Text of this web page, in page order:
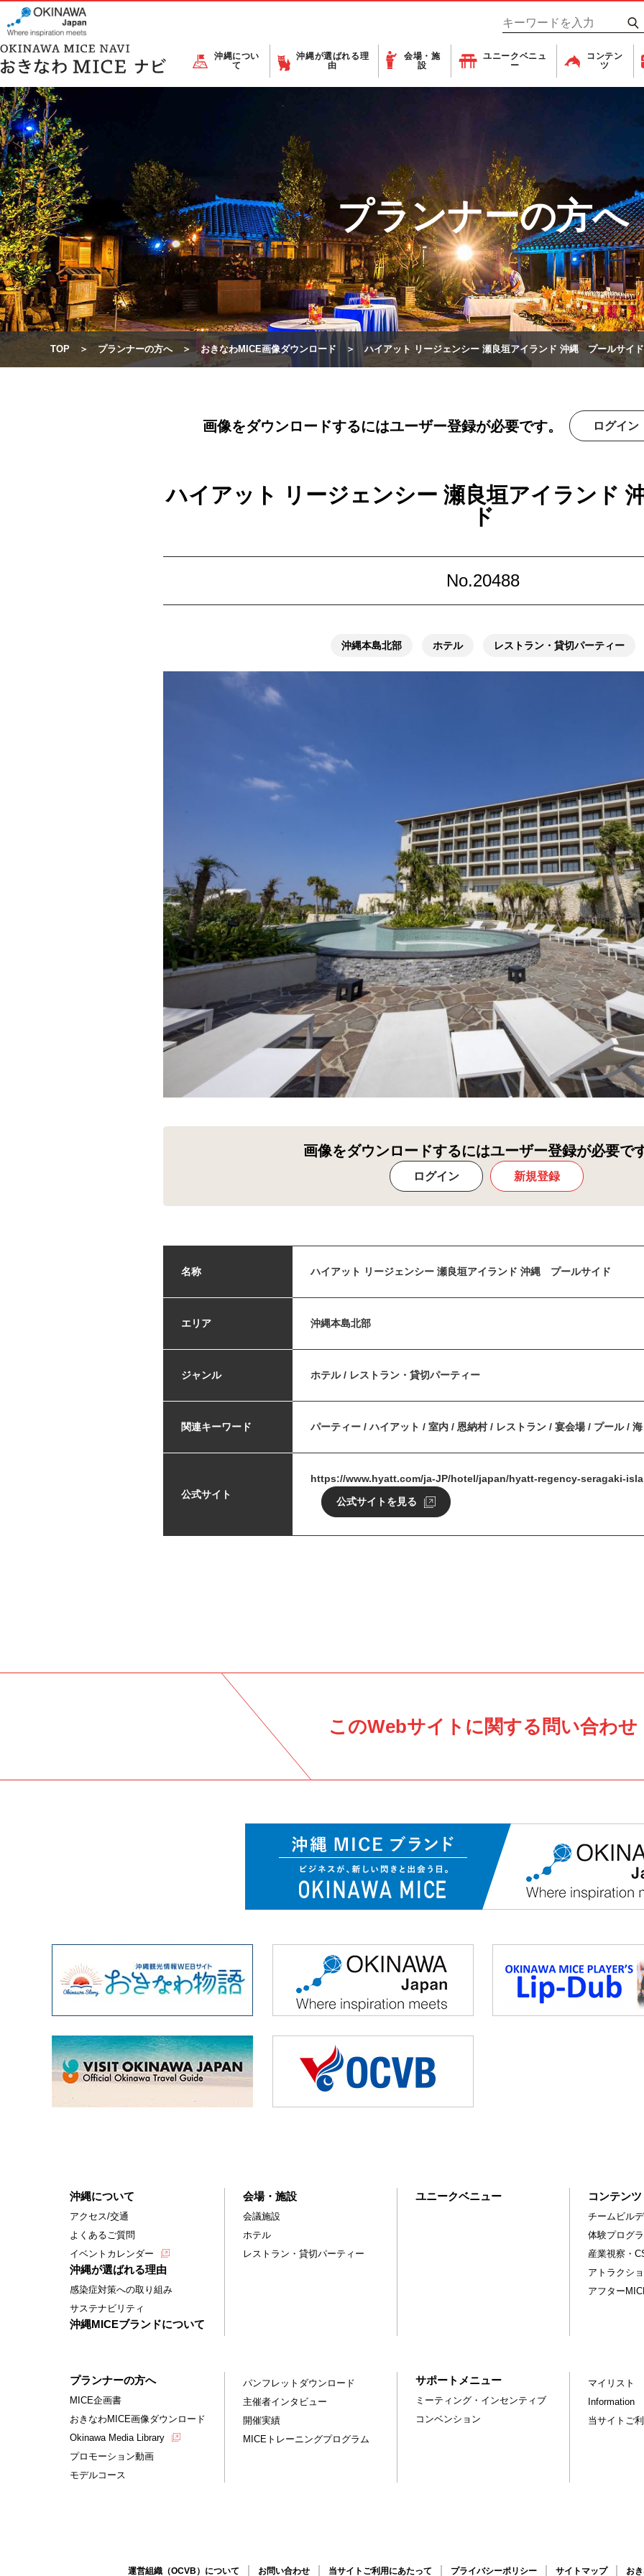
沖縄につい
て
沖縄が選ばれる理
由
会場・施
設
ユニークベニュ
ー
コンテン
ツ
プランナーの方へ
TOP プランナーの方へ おきなわMICE画像ダウンロード ハイアット リージェンシー 瀬良垣アイランド 沖縄 プールサイド
画像をダウンロードするにはユーザー登録が必要です。 ログイン
ハイアット リージェンシー 瀬良垣アイランド
ド
No.20488
沖縄本島北部 ホテル レストラン・貸切パーティー
画像をダウンロードするにはユーザー登録が必要で
ログイン 新規登録
名称 ハイアット リージェンシー 瀬良垣アイランド 沖縄 プールサイド
エリア 沖縄本島北部
ジャンル ホテル / レストラン・貸切パーティー
関連キーワード パーティー / ハイアット / 室内 / 恩納村 / レストラン / 宴会場 / プール / 海
公式サイト
https://www.hyatt.com/ja-JP/hotel/japan/hyatt-regency-seragaki-
公式サイトを見る
このWebサイトに関する問い合わせ
沖縄について
アクセス/交通
よくあるご質問
イベントカレンダー
沖縄が選ばれる理由
感染症対策への取り組み
サステナビリティ
沖縄MICEブランドについて
会場・施設
会議施設
ホテル
レストラン・貸切パーティー
ユニークベニュー コンテンツ
チームビル
体験プログ
産業視察・
アトラクシ
アフター
プランナーの方へ
MICE企画書
おきなわMICE画像ダウンロード
Okinawa Media Library
プロモーション動画
モデルコース
パンフレットダウンロード
主催者インタビュー
開催実績
MICEトレーニングプログラム
サポートメニュー
ミーティング・インセンティブ
コンベンション
マイリスト
Information
当サイトご
運営組織（OCVB）について お問い合わせ 当サイトご利用にあたって プライバシーポリシー サイトマップ お